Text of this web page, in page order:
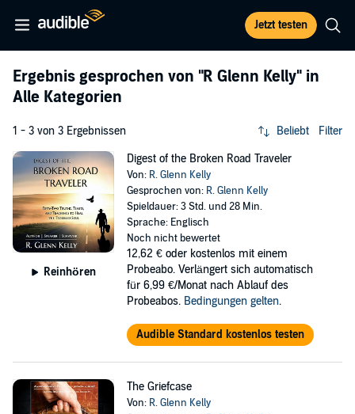
Jetzt testen
Ergebnis gesprochen von "R Glenn Kelly" in
Alle Kategorien
1 - 3 von 3 Ergebnissen Beliebt Filter
Reinhören
Digest of the Broken Road Traveler
Von: R. Glenn Kelly
Gesprochen von: R. Glenn Kelly
Spieldauer: 3 Std. und 28 Min.
Sprache: Englisch
Noch nicht bewertet
12,62 € oder kostenlos mit einem
Probeabo. Verlängert sich automatisch
für 6,99 €/Monat nach Ablauf des
Probeabos. Bedingungen gelten.
Audible Standard kostenlos testen
The Griefcase
Von: R. Glenn Kelly